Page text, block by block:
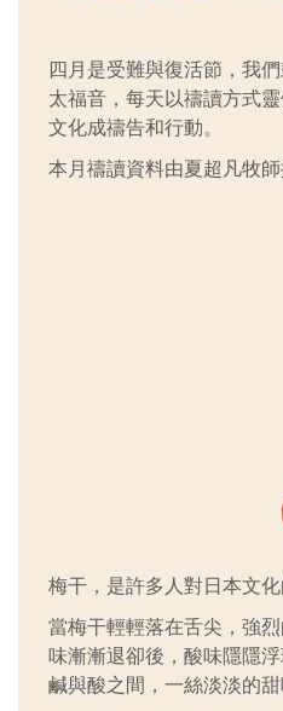
四月是受難與復活節，我
太福音，每天以禱讀方式
文化成禱告和行動。
本月禱讀資料由夏超凡牧師
梅干，是許多人對日本文化
當梅干輕輕落在舌尖，強
味漸漸退卻後，酸味隱隱浮
鹹與酸之間，一絲淡淡的甜